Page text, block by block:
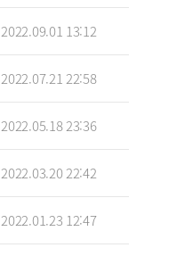
2022.09.01 13:12
2022.07.21 22:58
2022.05.18 23:36
2022.03.20 22:42
2022.01.23 12:47